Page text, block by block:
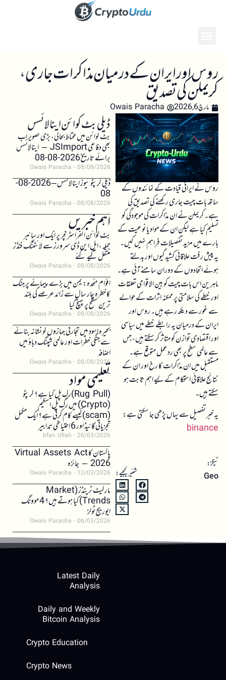
روس اور ایران کے درمیان مذاکرات جاری،
کریملن کی تصدیق
مارچ 6, 2026 Owais Paracha
روس نے ایرانی قیادت کے نمائندوں کے
ساتھ بات چیت جاری رکھنے کی تصدیق کی
ہے۔ کریملن نے ان مذاکرات کی موجودگی کو
تسلیم کیا ہے لیکن ان کے مواد یا نوعیت کے
بارے میں مزید تفصیلات فراہم نہیں کیں۔
یہ پیش رفت علاقائی کشیدگیوں اور بدلتے
ہوئے اتحادوں کے دوران سامنے آئی ہے۔
ماہرین اس بات چیت کو بین الاقوامی تعلقات
اور خطے کی سلامتی پر ممکنہ اثرات کے حوالے
سے غور سے دیکھ رہے ہیں۔ روس اور
ایران کے درمیان یہ رابطے خطے میں سیاسی
اور اقتصادی توازن کو متاثر کر سکتے ہیں، جس
سے عالمی سطح پر بھی ردعمل متوقع ہے۔
مستقبل میں ان مذاکرات کا رخ اور ان کے
نتائج علاقائی استحکام کے لیے اہم ثابت ہو
سکتے ہیں۔
یہ خبر تفصیل سے یہاں پڑھی جا سکتی ہے:
binance
ٹیگز:
Geo شئیر کیجیے:
ڈیلی بٹ کوائن اینالائسس
بٹ کوائن میں محتاط بحالی، بڑی تصویر اب
بھی دفاعی JSImport – اینالائسس
برائے تاریخ 2026-08-08
Owais Paracha 08/08/2026
ڈیلی کرپٹو نیوز اینالائسس – 2026-08-
08
Owais Paracha 08/08/2026
اہم خبریں
بٹ کوائن انفراسٹرکچر پر ایک اور سائبر
حملہ، ایل این ڈی سرورز سے لائٹننگ فنڈز
منتقل کیے گئے
Owais Paracha 08/08/2026
اقوام متحدہ: یمن میں بڑے پیمانے پر جنگ
کا خطرہ چار سال سے زائد عرصے کی بلند
ترین سطح پر پہنچ گیا
Owais Paracha 08/08/2026
بحیرہ اسود میں تجارتی جہازوں کو نشانہ بنانے
سے جنگی خطرات اور عالمی شپنگ دباؤ میں
اضافہ
Owais Paracha 08/08/2026
تعلیمی مواد(Rug Pull)رگ پل کیا ہے؟ کرپٹو
(Crypto) میں رگ پل اسکیم
(scam)کیسے کام کرتی ہے؟ ایک مکمل
تجزیاتی گائیڈ اور 6 احتیاطی تدابیر
Irfan Ullah 26/03/2026
پاکستان کا Virtual Assets Act
2026 – جائزہ
Owais Paracha 12/03/2026
مارکیٹ ٹرینڈز (Market
Trends) کیا ہوتے ہیں؟ 4 موونگ
ایوریج ٹولز
Owais Paracha 06/03/2026
Latest Daily
Analysis
Daily and Weekly
Bitcoin Analysis
Crypto Education
Crypto News